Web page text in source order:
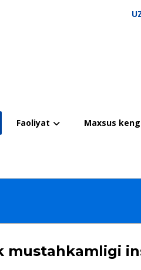
Faoliyat Maxsus
mustahkamligi